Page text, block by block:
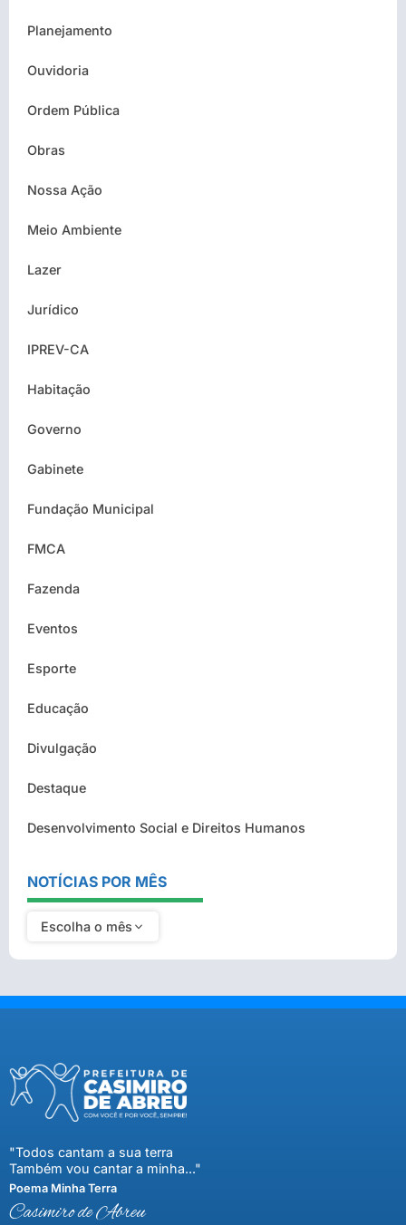
Planejamento
Ouvidoria
Ordem Pública
Obras
Nossa Ação
Meio Ambiente
Lazer
Jurídico
IPREV-CA
Habitação
Governo
Gabinete
Fundação Municipal
FMCA
Fazenda
Eventos
Esporte
Educação
Divulgação
Destaque
Desenvolvimento Social e Direitos Humanos
NOTÍCIAS POR MÊS
Escolha o mês
"Todos cantam a sua terra
Também vou cantar a minha..."
Poema Minha Terra
Casimiro de Abreu